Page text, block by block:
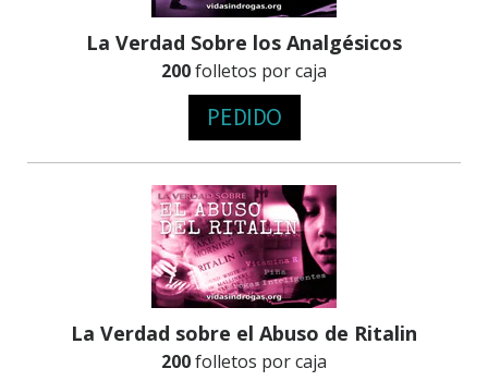
La Verdad Sobre los Analgésicos
200folletos por caja
PEDIDO
La Verdad sobre el Abuso de Ritalin
200folletos por caja